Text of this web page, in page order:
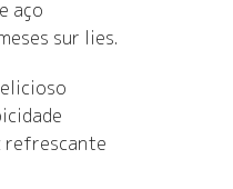
aço
sur lies.
refrescante